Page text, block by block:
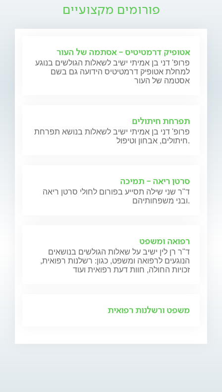
פורומים מקצועיים
אטופיק דרמטיטיס - אסתמה של העור
פרופ' דני בן אמיתי ישיב לשאלות הגולשים בנוגע
למחלת אטופיק דרמטיטיס הידועה גם בשם
אסטמה של העור
תפרחת חיתולים
פרופ' דני בן אמיתי ישיב לשאלות בנושא תפרחת
חיתולים, אבחון וטיפול.
סרטן ריאה - תמיכה
ד"ר שני שילה תסייע בפורום לחולי סרטן ריאה
ובני משפחותיהם.
רפואה ומשפט
ד"ר רן לין ישיב על שאלות הגולשים בנושאים
הנוגעים לרפואה ומשפט, כגון: רשלנות רפואית,
זכויות החולה, חוות דעת רפואית ועוד
משפט ורשלנות רפואית